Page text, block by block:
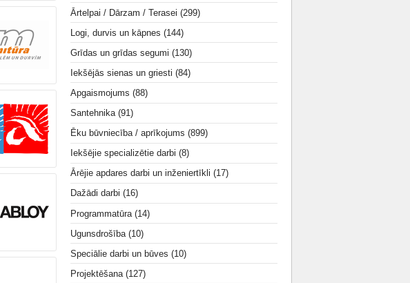
Ārtelpai / Dārzam / Terasei (299)
Logi, durvis un kāpnes (144)
Grīdas un grīdas segumi (130)
Iekšējās sienas un griesti (84)
Apgaismojums (88)
Santehnika (91)
Ēku būvniecība / aprīkojums (899)
Iekšējie specializētie darbi (8)
Ārējie apdares darbi un inženiertīkli (17)
Dažādi darbi (16)
Programmatūra (14)
Ugunsdrošība (10)
Speciālie darbi un būves (10)
Projektēšana (127)